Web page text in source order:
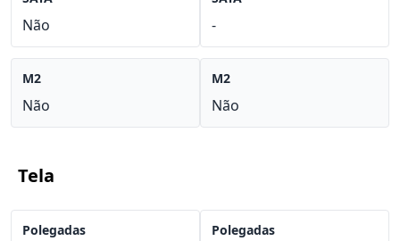
Não
M2
Não
-
M2
Não
Tela
Polegadas Polegadas